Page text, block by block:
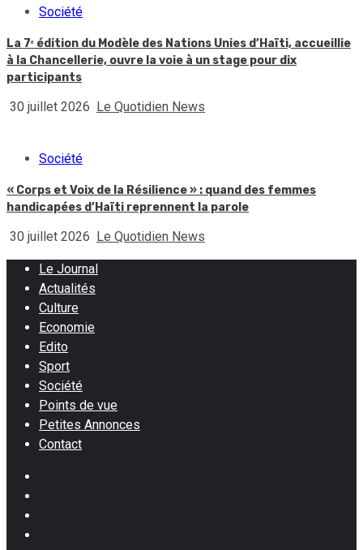
Société
La 7ᵉ édition du Modèle des Nations Unies d’Haïti, accueillie
à la Chancellerie, ouvre la voie à un stage pour dix
participants
30 juillet 2026 Le Quotidien News
Société
« Corps et Voix de la Résilience » : quand des femmes
handicapées d’Haïti reprennent la parole
30 juillet 2026 Le Quotidien News
Le Journal
Actualités
Culture
Economie
Edito
Sport
Société
Points de vue
Petites Annonces
Contact